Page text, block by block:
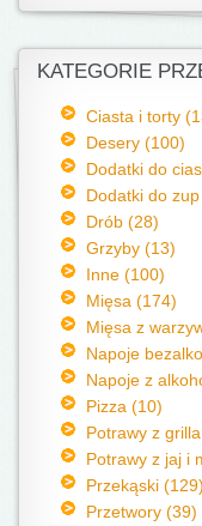
KATEGORIE
Ciasta i torty
Desery (100)
Dodatki do
Dodatki do
Drób (28)
Grzyby (13)
Inne (100)
Mięsa (174)
Mięsa z
Napoje
Napoje z
Pizza (10)
Potrawy z
Potrawy z jaj i
Przekąski (129)
Przetwory (39)